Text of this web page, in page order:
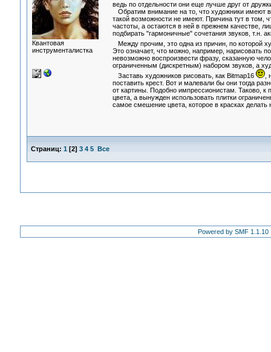
Квантовая
инструменталистка
ведь по отдельности они еще лучше друг от
Обратим внимание на то, что художники
такой возможности не имеют. Причина тут в том,
частоты, а остаются в ней в прежнем качестве,
подбирать "гармоничные" сочетания звуков, т.н.
Между прочим, это одна из причин, по которой
Это означает, что можно, например, нарисовать
невозможно воспроизвести фразу, сказанную
ограниченным (дискретным) набором звуков, а
Заставь художников рисовать, как Bitmap16
,
поставить крест. Вот и малевали бы они тогда
от картины. Подобно импрессионистам. Таково,
цвета, а вынужден использовать плитки
самое смешение цвета, которое в красках делать
Страниц: 1 [2] 3 4 5 Все
Powered by SMF 1.1.10